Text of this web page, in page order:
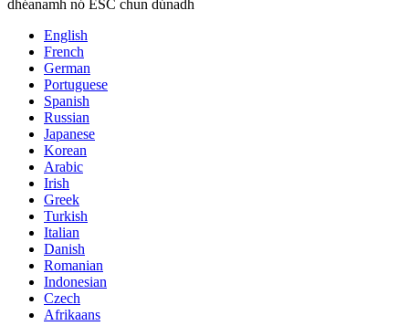
dhéanamh nó ESC chun dúnadh
English
French
German
Portuguese
Spanish
Russian
Japanese
Korean
Arabic
Irish
Greek
Turkish
Italian
Danish
Romanian
Indonesian
Czech
Afrikaans